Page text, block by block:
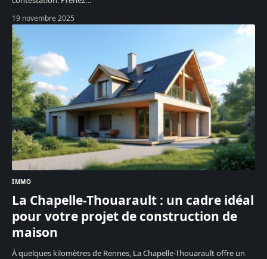
19 novembre 2025
IMMO
La Chapelle-Thouarault : un cadre idéal
pour votre projet de construction de
maison
À quelques kilomètres de Rennes, La Chapelle-Thouarault offre un